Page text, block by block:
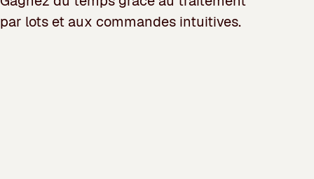
par lots et aux commandes intuitives.